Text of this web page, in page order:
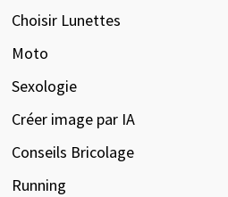
Choisir Lunettes
Moto
Sexologie
Créer image par IA
Conseils Bricolage
Running